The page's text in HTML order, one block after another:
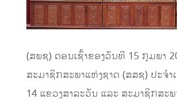
(ສພຊ) ຕອນເຊົ້າຂອງວັນທີ 15 ກຸມພາ
ສະມາຊິກສະພາແຫ່ງຊາດ (ສສຊ) ປະຈໍາ
14 ແຂວງສາລະວັນ ແລະ ສະມາຊິກສະ